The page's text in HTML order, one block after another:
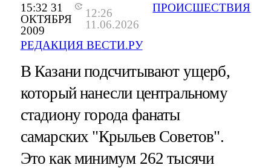
15:32 31
ОКТЯБРЯ
2009
12:26
11.06.2026
РЕДАКЦИЯ ВЕСТИ.РУ
ПРОИСШЕСТВИЯ
В Казани подсчитывают ущерб,
который нанесли центральному
стадиону города фанаты
самарских "Крыльев Советов".
Это как минимум 262 тысячи